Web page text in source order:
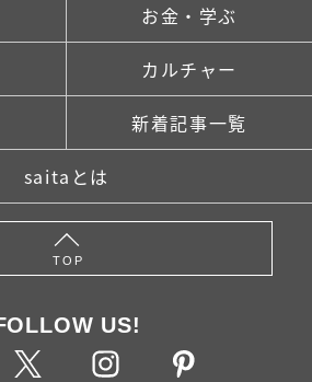
お金・学ぶ
カルチャー
新着記事一覧
saitaとは
TOP
US!